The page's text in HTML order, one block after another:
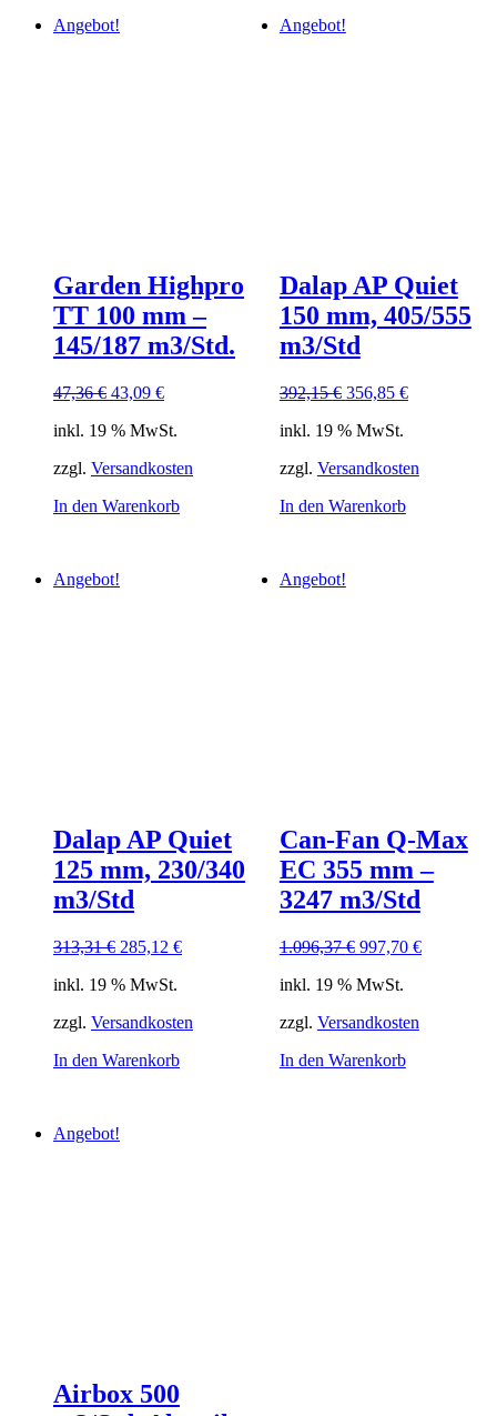
Angebot!
Garden Highpro
TT 100 mm –
145/187 m3/Std.
47,36€ Ursprünglicher
war:
43,09 €Aktueller
ist:
inkl. 19 % MwSt.
zzgl. Versandkosten
In den Warenkorb
Angebot!
Dalap AP Quiet
150 mm, 405/555
m3/Std
392,15€ Ursprünglicher
war:
356,85 €Aktueller
inkl. 19 % MwSt.
zzgl. Versandkosten
In den Warenkorb
Angebot!
Dalap AP Quiet
125 mm, 230/340
m3/Std
313,31€ Ursprünglicher
war:
285,12 €Aktueller
inkl. 19 % MwSt.
zzgl. Versandkosten
In den Warenkorb
Angebot!
Can-Fan Q-Max
EC 355 mm –
3247 m3/Std
1.096,37€ Ursprünglicher
war:
997,70 €Aktueller
inkl. 19 % MwSt.
zzgl. Versandkosten
In den Warenkorb
Angebot!
Airbox 500